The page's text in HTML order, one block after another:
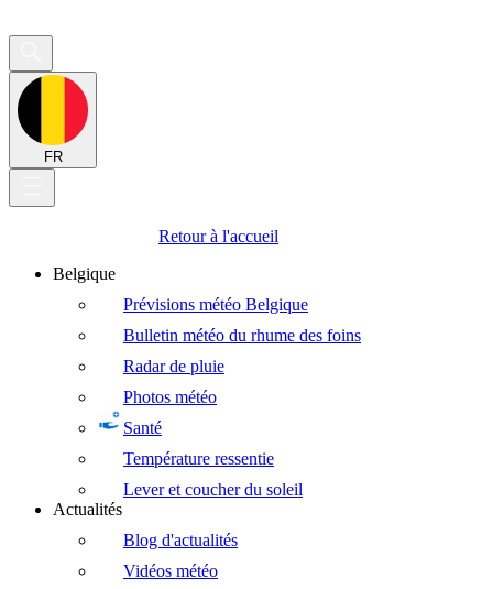
FR
Retour à l'accueil
Belgique
Prévisions météo Belgique
Bulletin météo du rhume des foins
Radar de pluie
Photos météo
Santé
Température ressentie
Lever et coucher du soleil
Actualités
Blog d'actualités
Vidéos météo